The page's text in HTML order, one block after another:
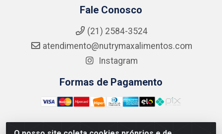
Fale Conosco
(21) 2584-3524
atendimento@nutrymaxalimentos.com
Instagram
Formas de Pagamento